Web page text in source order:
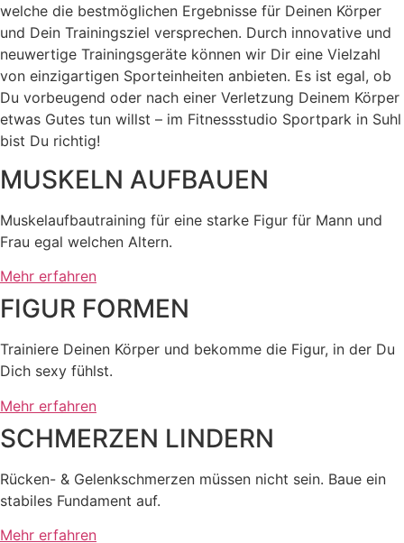
welche die bestmöglichen Ergebnisse für Deinen Körper
und Dein Trainingsziel versprechen. Durch innovative und
neuwertige Trainingsgeräte können wir Dir eine Vielzahl
von einzigartigen Sporteinheiten anbieten. Es ist egal, ob
Du vorbeugend oder nach einer Verletzung Deinem Körper
etwas Gutes tun willst – im Fitnessstudio Sportpark in Suhl
bist Du richtig!
MUSKELN AUFBAUEN
Muskelaufbautraining für eine starke Figur für Mann und
Frau egal welchen Altern.
Mehr erfahren
FIGUR FORMEN
Trainiere Deinen Körper und bekomme die Figur, in der Du
Dich sexy fühlst.
Mehr erfahren
SCHMERZEN LINDERN
Rücken- & Gelenkschmerzen müssen nicht sein. Baue ein
stabiles Fundament auf.
Mehr erfahren